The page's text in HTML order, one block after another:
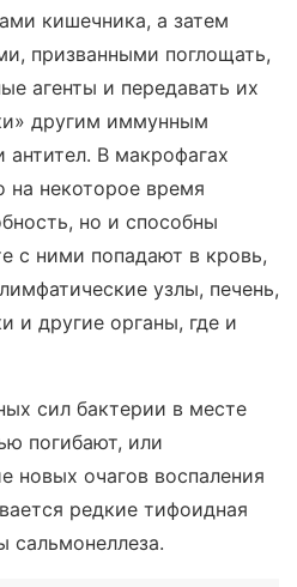
кишечника, а затем
призванными поглощать,
агенты и передавать их
другим иммунным
антител. В макрофагах
на некоторое время
но и способны
с ними попадают в кровь,
узлы, печень,
и другие органы, где и
сил бактерии в месте
погибают, или
новых очагов воспаления
редкие тифоидная
сальмонеллеза.